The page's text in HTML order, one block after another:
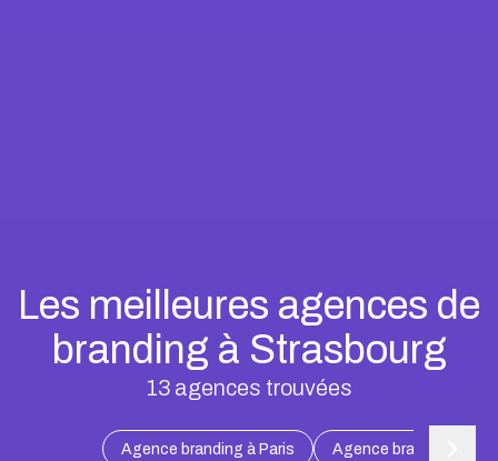
Les meilleures agences de
branding à Strasbourg
13agences trouvées
Agence branding à Paris Agence branding à